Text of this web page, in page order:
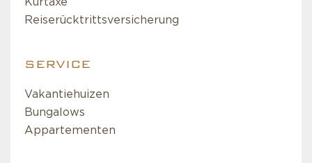
Reiserücktrittsversicherung
SERVICE
Vakantiehuizen
Bungalows
Appartementen